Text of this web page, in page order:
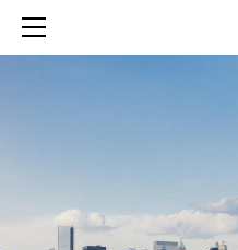
知財活動の
生成AIを活用し